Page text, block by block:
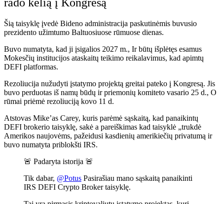
Šią taisyklę įvedė Bideno administracija paskutinėmis buvusio
prezidento užimtumo Baltuosiuose rūmuose dienas.
Buvo numatyta, kad ji įsigalios 2027 m., Ir būtų išplėtęs esamus
Mokesčių institucijos ataskaitų teikimo reikalavimus, kad apimtų
DEFI platformas.
Rezoliucija nužudyti įstatymo projektą greitai pateko į Kongresą. Jis
buvo perduotas iš namų būdų ir priemonių komiteto vasario 25 d., O
rūmai priėmė rezoliuciją kovo 11 d.
Atstovas Mike’as Carey, kuris parėmė sąskaitą, kad panaikintų
DEFI brokerio taisyklę, sakė a pareiškimas kad taisyklė „trukdė
Amerikos naujovėms, pažeidusi kasdienių amerikiečių privatumą ir
buvo numatyta priblokšti IRS.
🚨 Padaryta istorija 🚨
Tik dabar, @Potus Pasirašiau mano sąskaitą panaikinti
IRS DEFI Crypto Broker taisyklę.